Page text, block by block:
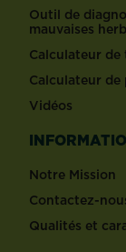
Outil de
mauvaises
Calculateur de
Calculateur de
Vidéos
Notre Mission
Contactez-
Qualités et